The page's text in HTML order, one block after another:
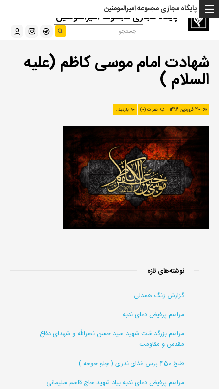
پایگاه مجازی مجموعه امیرالمومنین
پایگاه مجازی مجموعه امیرالمومنین
شهادت امام موسی کاظم (علیه
السلام )
30 فروردین 1396 نظرات (0) بازدید :
نوشته‌های تازه
گزارش زنگ همدلی
مراسم پرفیض دعای ندبه
مراسم بزرگداشت شهید سید حسن نصرالله و شهدای دفاع
مقدس و مقاومت
طبخ 450 پرس غذای نذری ( چلو جوجه )
مراسم پرفیض دعای ندبه بیاد شهید حاج قاسم سلیمانی